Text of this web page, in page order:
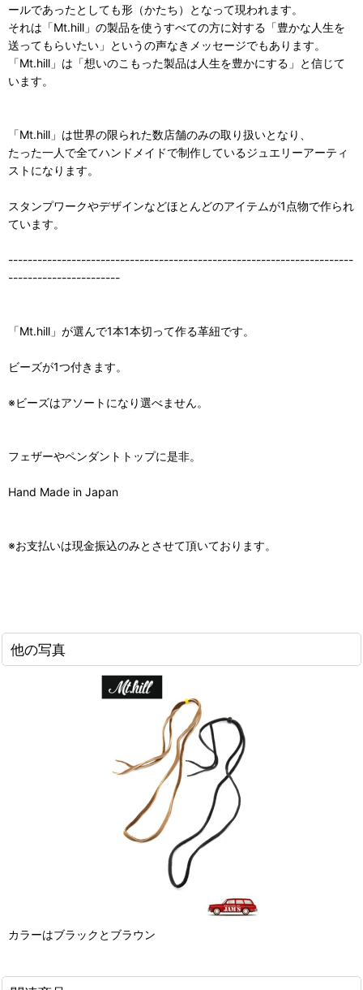
ールであったとしても形（かたち）となって現われます。
それは「Mt.hill」の製品を使うすべての方に対する「豊かな人生を
送ってもらいたい」というの声なきメッセージでもあります。
「Mt.hill」は「想いのこもった製品は人生を豊かにする」と信じて
います。
「Mt.hill」は世界の限られた数店舗のみの取り扱いとなり、
たった一人で全てハンドメイドで制作しているジュエリーアーティ
ストになります。
スタンプワークやデザインなどほとんどのアイテムが1点物で作られ
ています。
-----------------------------------------------------------------------
-----------------------
「Mt.hill」が選んで1本1本切って作る革紐です。
ビーズが1つ付きます。
※ビーズはアソートになり選べません。
フェザーやペンダントトップに是非。
Hand Made in Japan
※お支払いは現金振込のみとさせて頂いております。
他の写真
カラーはブラックとブラウン